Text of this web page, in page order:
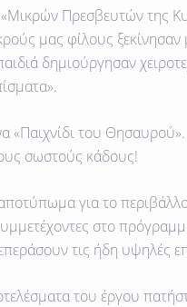
Πρεσβευτών της
μας φίλους
δημιούργησαν
«Παιχνίδι του
σωστούς κάδους!
για το
στο
τις ήδη υψηλές
του έργου